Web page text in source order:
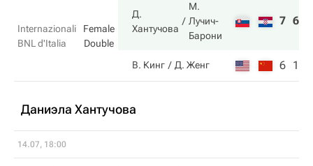
Internazionali
BNL d'Italia
Female
Double
Д.
Хантучова
М.
Лучич-
Барони
7 6
В. Кинг Д. Женг 6 1
Даниэла Хантучова
14.07, 18:00